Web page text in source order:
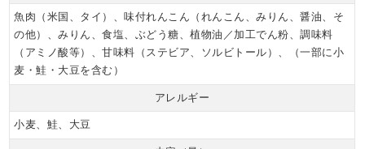
魚肉（米国、タイ）、味付れんこん（れんこん、みりん、醤油、そ
の他）、みりん、食塩、ぶどう糖、植物油／加工でん粉、調味料
（アミノ酸等）、甘味料（ステビア、ソルビトール）、（一部に小
麦・鮭・大豆を含む）
アレルギー
小麦、鮭、大豆